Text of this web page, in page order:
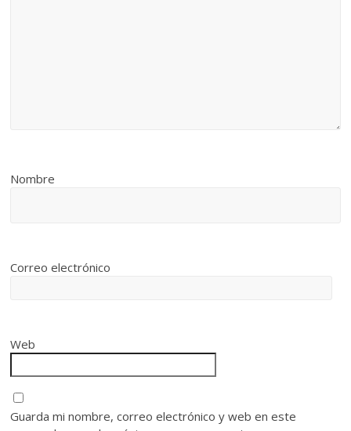
Nombre
Correo electrónico
Web
Guarda mi nombre, correo electrónico y web en este